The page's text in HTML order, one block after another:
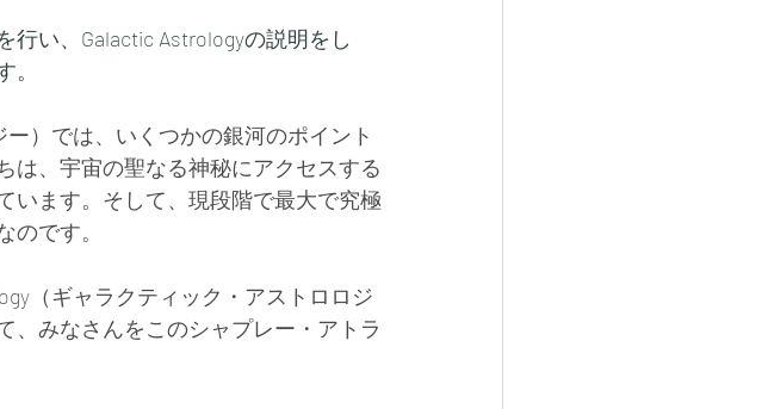
い、Galactic Astrologyの説明をし
）では、いくつかの銀河のポイント
は、宇宙の聖なる神秘にアクセスする
います。そして、現段階で最大で究極
です。
（ギャラクティック・アストロロジ
、みなさんをこのシャプレー・アトラ